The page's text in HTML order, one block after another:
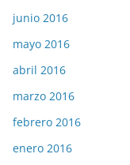
junio 2016
mayo 2016
abril 2016
marzo 2016
febrero 2016
enero 2016